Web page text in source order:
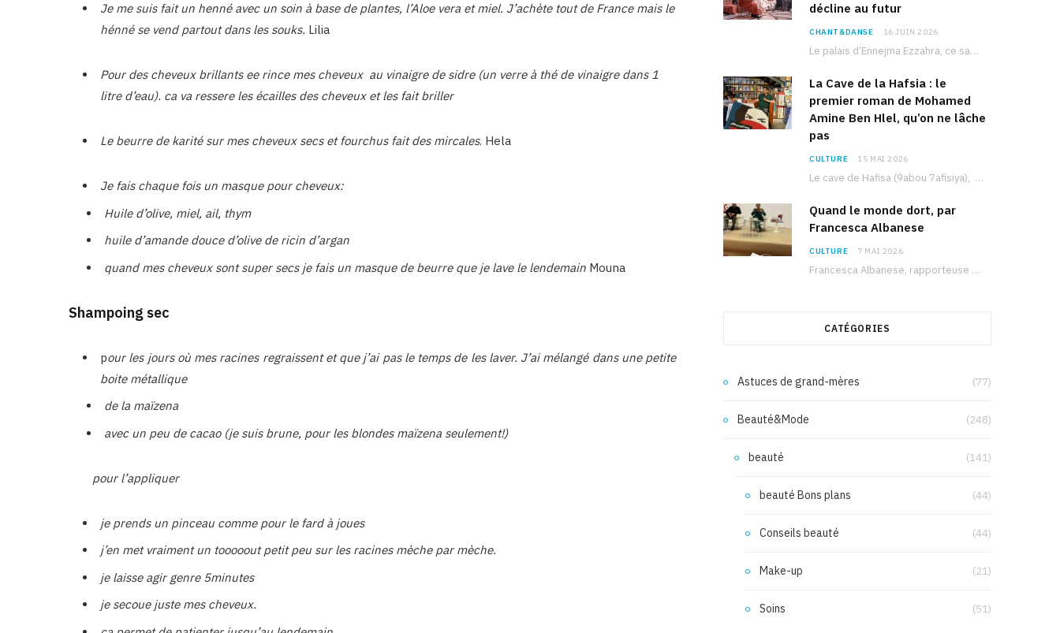
Je me suis fait un henné avec un soin à base de plantes, l’Aloe vera et miel. J’achète tout de France mais le
hénné se vend partout dans les souks. Lilia
Pour des cheveux brillants ee rince mes cheveux au vinaigre de sidre (un verre à thé de vinaigre dans 1
litre d’eau). ca va ressere les écailles des cheveux et les fait briller
Le beurre de karité sur mes cheveux secs et fourchus fait des mircales. Hela
Je fais chaque fois un masque pour cheveux:
Huile d’olive, miel, ail, thym
huile d’amande douce d’olive de ricin d’argan
quand mes cheveux sont super secs je fais un masque de beurre que je lave le lendemain Mouna
Shampoing sec
pour les jours où mes racines regraissent et que j’ai pas le temps de les laver. J’ai mélangé dans une petite
boite métallique
de la maïzena
avec un peu de cacao (je suis brune, pour les blondes maïzena seulement!)
pour l’appliquer
je prends un pinceau comme pour le fard à joues
j’en met vraiment un tooooout petit peu sur les racines mèche par mèche.
je laisse agir genre 5minutes
je secoue juste mes cheveux.
décline au futur
CHANT&DANSE 16 JUIN 2026
Le palais d’Ennejma Ezzahra, ce sanctuaire de la musique tunisienne et méditerranéenne construit par le…
La Cave de la Hafsia : le
premier roman de Mohamed
Amine Ben Hlel, qu’on ne lâche
pas
CULTURE 15 MAI 2026
Le cave de Hafisa (9abou 7afisiya), premier roman du journaliste tunisien Mohamed Amine Ben Hlel,…
Quand le monde dort, par
Francesca Albanese
CULTURE 7 MAI 2026
Francesca Albanese, rapporteuse spéciale de l’ONU sur les territoires palestiniens occupés, était à Tunis pour…
CATÉGORIES
Astuces de grand-mères (77)
Beauté&Mode (248)
beauté (141)
beauté Bons plans (44)
Conseils beauté (44)
Make-up (21)
Soins (51)